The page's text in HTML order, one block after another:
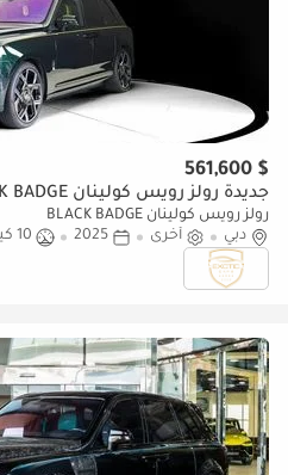
$ 561,600
جديدة رولز رويس كولينان BLACK BADGE
رولز رويس كولينان BLACK BADGE
دبي
أخرى 2025
10 كيلومتر